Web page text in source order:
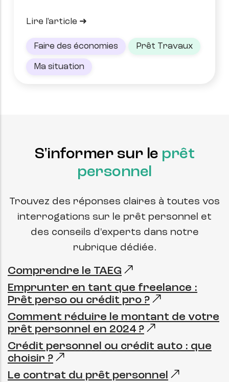
Lire l'article
Faire des économies Prêt Travaux
Ma situation
S'informer sur le prêt
personnel
Trouvez des réponses claires à toutes vos
interrogations sur le prêt personnel et
des conseils d'experts dans notre
rubrique dédiée.
Comprendre le TAEG
Emprunter en tant que freelance :
Prêt perso ou crédit pro ?
Comment réduire le montant de votre
prêt personnel en 2024 ?
Crédit personnel ou crédit auto : que
choisir ?
Le contrat du prêt personnel